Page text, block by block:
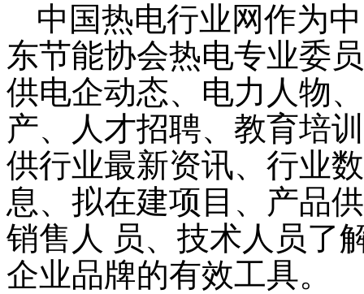
中国热电行业网作为
东节能协会热电专业委
供电企动态、电力人物
产、人才招聘、教育培
供行业最新资讯、行业
息、拟在建项目、产品
销售人 员、技术人员了
企业品牌的有效工具。